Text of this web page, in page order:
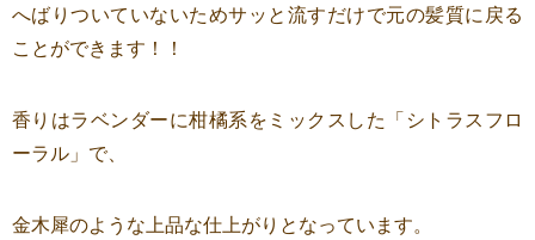
へばりついていないためサッと流すだけで元の髪質に戻る
ことができます！！
香りはラベンダーに柑橘系をミックスした「シトラスフロ
ーラル」で、
金木犀のような上品な仕上がりとなっています。